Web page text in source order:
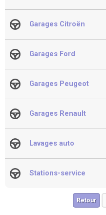
Garages Citroën
Garages Ford
Garages Peugeot
Garages Renault
Lavages auto
Stations-service
Retour